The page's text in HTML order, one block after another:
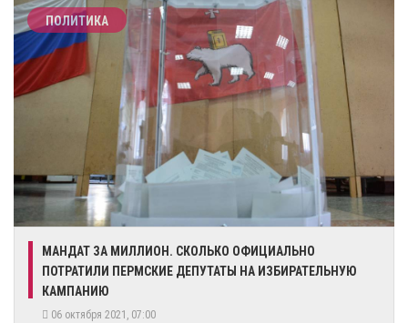
ПОЛИТИКА
МАНДАТ ЗА МИЛЛИОН. СКОЛЬКО ОФИЦИАЛЬНО
ПОТРАТИЛИ ПЕРМСКИЕ ДЕПУТАТЫ НА ИЗБИРАТЕЛЬНУЮ
КАМПАНИЮ
06 октября 2021, 07:00